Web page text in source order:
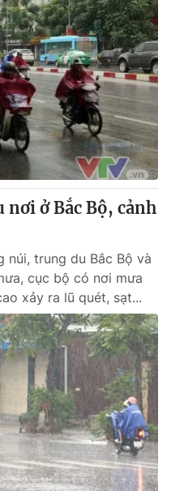
ở Bắc Bộ, cảnh
núi, trung du Bắc Bộ và
cục bộ có nơi mưa
xảy ra lũ quét, sạt...